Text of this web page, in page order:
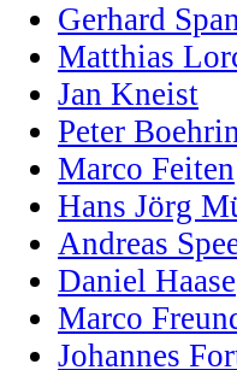
Gerhard
Matthias
Jan Kneist
Peter
Marco Feiten
Hans Jörg
Andreas
Daniel Haase
Marco
Johannes